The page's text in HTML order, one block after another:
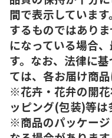
間で表示していま
するものではあり
になっている場合
す。なお、法律に
ては、各お届け商品
※花卉・花弁の開
ッピング(包装)等は
※商品のパッケー